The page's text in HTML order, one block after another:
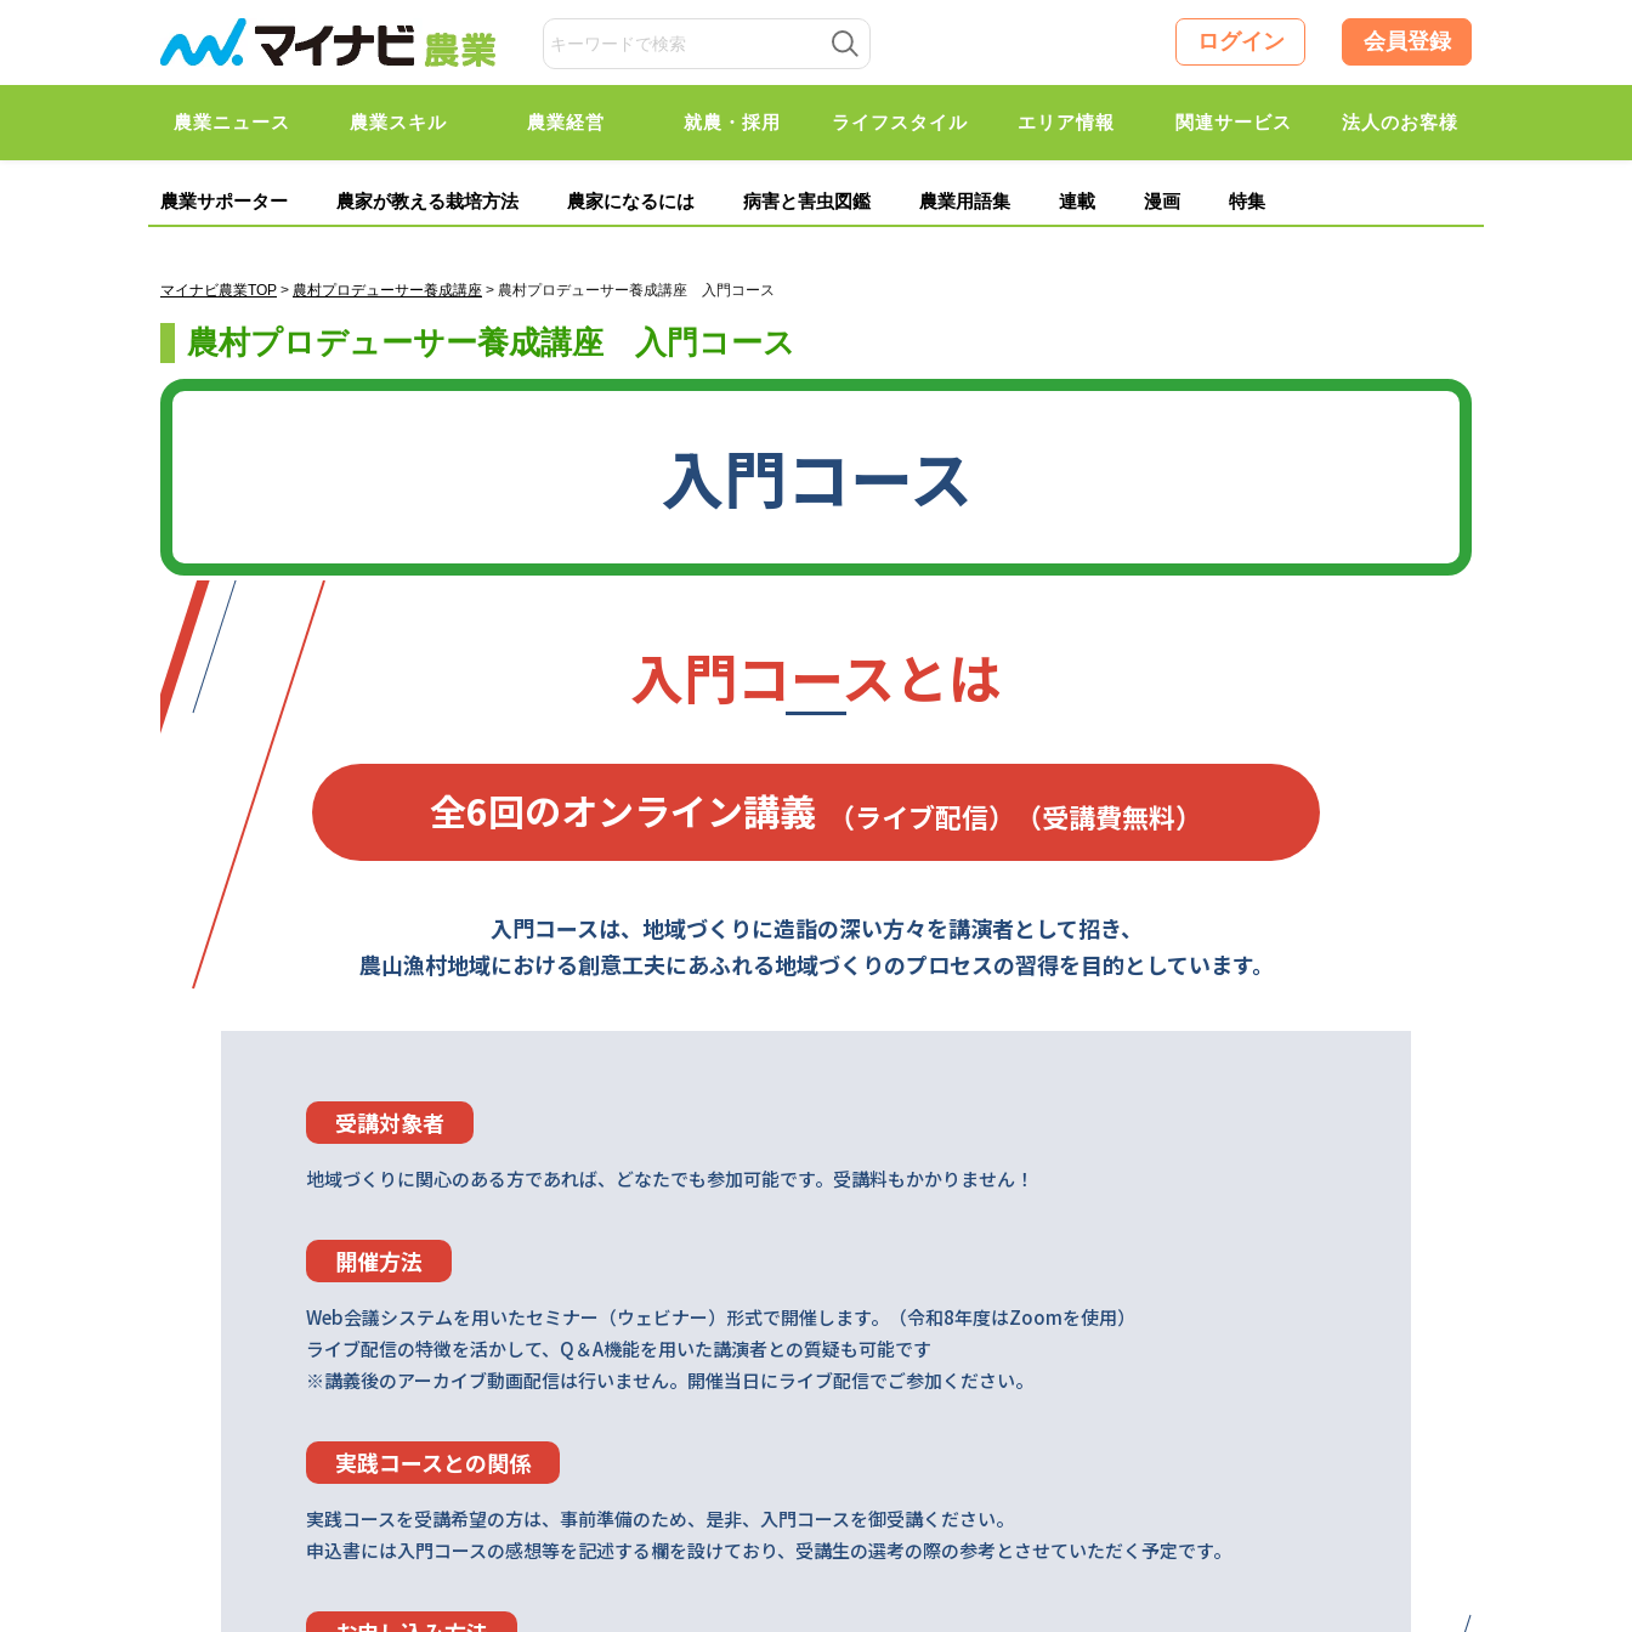
ログイン 会員登録
農業ニュース 農業スキル 農業経営 就農・採用 ライフスタイル エリア情報 関連サービス 法人のお客様
農業サポーター 農家が教える栽培方法 農家になるには 病害と害虫図鑑 農業用語集 連載 漫画 特集
マイナビ農業TOP > 農村プロデューサー養成講座 > 農村プロデューサー養成講座 入門コース
農村プロデューサー養成講座 入門コース
入門コース
入門コースとは
全6回のオンライン講義 （ライブ配信）（受講費無料）
入門コースは、地域づくりに造詣の深い方々を講演者として招き、
農山漁村地域における創意工夫にあふれる地域づくりのプロセスの習得を目的としています。
受講対象者
地域づくりに関心のある方であれば、どなたでも参加可能です。受講料もかかりません！
開催方法
Web会議システムを用いたセミナー（ウェビナー）形式で開催します。（令和8年度はZoomを使用）
ライブ配信の特徴を活かして、Q＆A機能を用いた講演者との質疑も可能です
※講義後のアーカイブ動画配信は行いません。開催当日にライブ配信でご参加ください。
実践コースとの関係
実践コースを受講希望の方は、事前準備のため、是非、入門コースを御受講ください。
申込書には入門コースの感想等を記述する欄を設けており、受講生の選考の際の参考とさせていただく予定です。